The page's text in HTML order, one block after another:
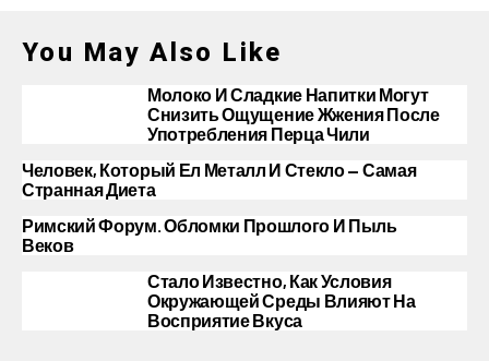
You May Also Like
Молоко И Сладкие Напитки Могут
Снизить Ощущение Жжения После
Употребления Перца Чили
Человек, Который Ел Металл И Стекло — Самая
Странная Диета
Римский Форум. Обломки Прошлого И Пыль
Веков
Стало Известно, Как Условия
Окружающей Среды Влияют На
Восприятие Вкуса